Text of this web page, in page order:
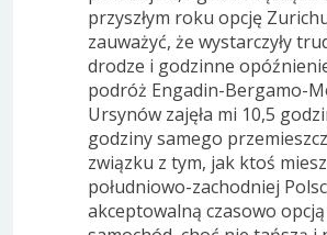
przyszłym roku opcję
zauważyć, że wystarczyły
drodze i godzinne
podróż Engadin-Bergamo-
Ursynów zajęła mi 10,5
godziny samego
związku z tym, jak ktoś
południowo-zachodniej
akceptowalną czasowo